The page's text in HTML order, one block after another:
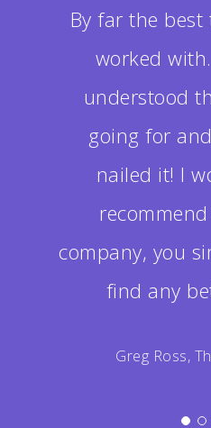
By far the best
worked
understood
going for
nailed it! I
company, you
find any
Greg Ross,